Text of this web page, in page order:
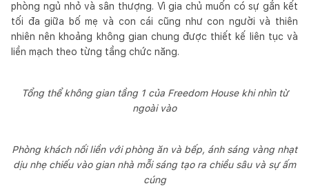
phòng ngủ nhỏ và sân thượng. Vì gia chủ muốn có sự gắn kết
tối đa giữa bố mẹ và con cái cũng như con người và thiên
nhiên nên khoảng không gian chung được thiết kế liên tục và
liền mạch theo từng tầng chức năng.
Tổng thể không gian tầng 1 của Freedom House khi nhìn từ
ngoài vào
Phòng khách nối liền với phòng ăn và bếp, ánh sáng vàng nhạt
dịu nhẹ chiếu vào gian nhà mỗi sáng tạo ra chiều sâu và sự ấm
cúng